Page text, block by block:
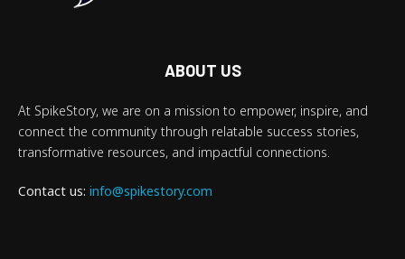
ABOUT US
At SpikeStory, we are on a mission to empower, inspire, and
connect the community through relatable success stories,
transformative resources, and impactful connections.
Contact us: info@spikestory.com